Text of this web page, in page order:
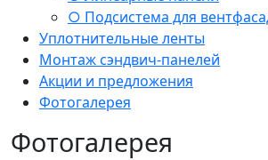
○ Подсистема для
Уплотнительные ленты
Монтаж сэндвич-панелей
Акции и предложения
Фотогалерея
Фотогалерея